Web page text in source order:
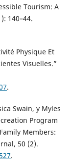
Tourism: A
140–44.
Physique Et
Visuelles.”
.
Swain, y Myles
Program
Members:
50 (2).
.